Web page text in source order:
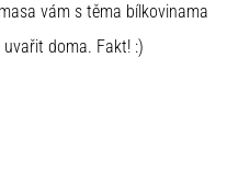
vám s těma bílkovinama
uvařit doma. Fakt! :)